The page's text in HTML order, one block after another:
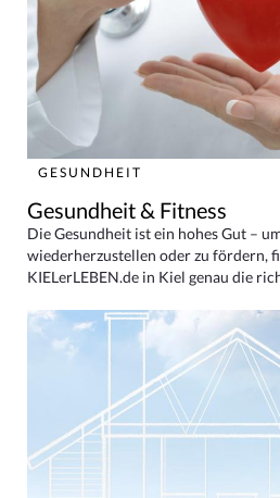
GESUNDHEIT
Gesundheit & Fitness
Die Gesundheit ist ein hohes Gut –
wiederherzustellen oder zu fördern,
KIELerLEBEN.de in Kiel genau die